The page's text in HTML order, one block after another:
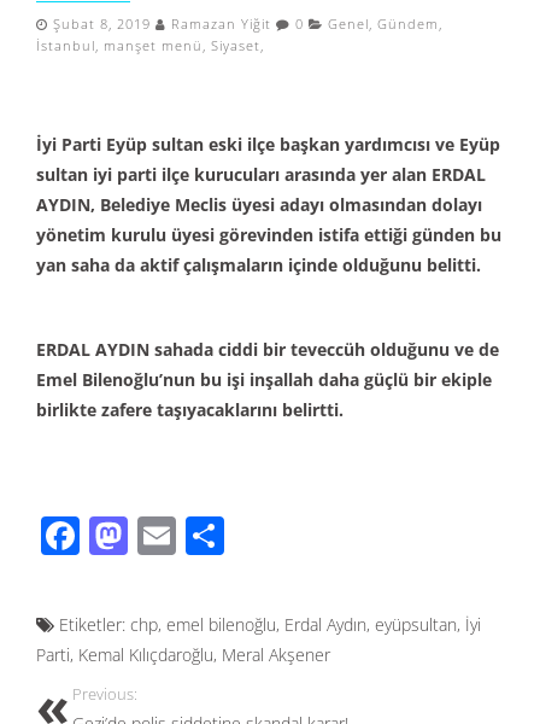
Şubat 8, 2019 Ramazan Yiğit 0 Genel, Gündem ,
İstanbul, manşet menü , Siyaset,
İyi Parti Eyüp sultan eski ilçe başkan yardımcısı ve Eyüp
sultan iyi parti ilçe kurucuları arasında yer alan ERDAL
AYDIN, Belediye Meclis üyesi adayı olmasından dolayı
yönetim kurulu üyesi görevinden istifa ettiği günden bu
yan saha da aktif çalışmaların içinde olduğunu belitti.
ERDAL AYDIN sahada ciddi bir teveccüh olduğunu ve de
Emel Bilenoğlu’nun bu işi inşallah daha güçlü bir ekiple
birlikte zafere taşıyacaklarını belirtti.
F
e
b
o
M
to
d
o
E
ail ar
e
Etiketler: chp, emel bilenoğlu, Erdal Aydın, eyüpsultan, İyi
Parti, Kemal Kılıçdaroğlu, Meral Akşener
Previous: